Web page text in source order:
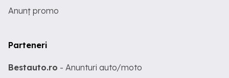
Anunț promo
Parteneri
Bestauto.ro - Anunturi auto/moto